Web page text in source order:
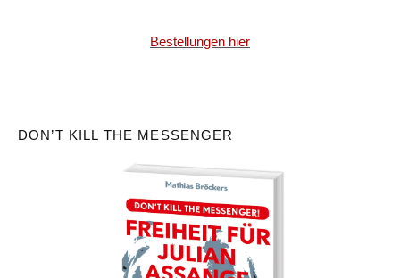
Bestellungen hier
DON’T KILL THE MESSENGER